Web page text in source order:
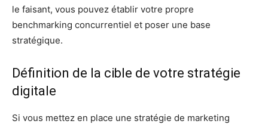
le faisant, vous pouvez établir votre propre
benchmarking concurrentiel et poser une base
stratégique.
Définition de la cible de votre stratégie
digitale
Si vous mettez en place une stratégie de marketing